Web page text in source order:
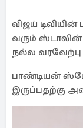
விஜய்
வரும் ஸ்டாலின்
நல்ல வரவேற்பு
பாண்டியன்
இருப்பதற்கு